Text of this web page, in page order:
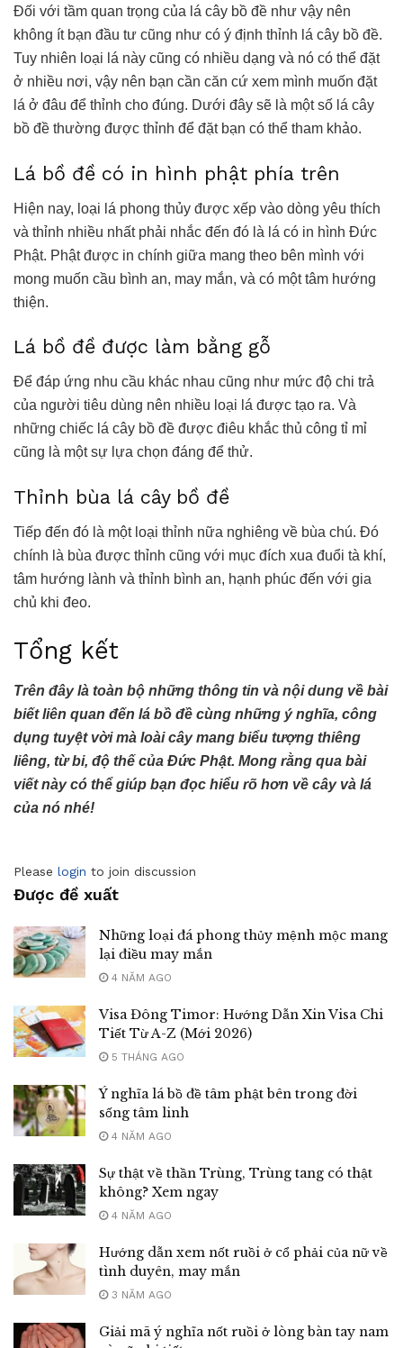
Đối với tầm quan trọng của lá cây bồ đề như vậy nên
không ít bạn đầu tư cũng như có ý định thỉnh lá cây bồ đề.
Tuy nhiên loại lá này cũng có nhiều dạng và nó có thể đặt
ở nhiều nơi, vậy nên bạn cần căn cứ xem mình muốn đặt
lá ở đâu để thỉnh cho đúng. Dưới đây sẽ là một số lá cây
bồ đề thường được thỉnh để đặt bạn có thể tham khảo.
Lá bồ đề có in hình phật phía trên
Hiện nay, loại lá phong thủy được xếp vào dòng yêu thích
và thỉnh nhiều nhất phải nhắc đến đó là lá có in hình Đức
Phật. Phật được in chính giữa mang theo bên mình với
mong muốn cầu bình an, may mắn, và có một tâm hướng
thiện.
Lá bồ đề được làm bằng gỗ
Để đáp ứng nhu cầu khác nhau cũng như mức độ chi trả
của người tiêu dùng nên nhiều loại lá được tạo ra. Và
những chiếc lá cây bồ đề được điêu khắc thủ công tỉ mỉ
cũng là một sự lựa chọn đáng để thử.
Thỉnh bùa lá cây bồ đề
Tiếp đến đó là một loại thỉnh nữa nghiêng về bùa chú. Đó
chính là bùa được thỉnh cũng với mục đích xua đuổi tà khí,
tâm hướng lành và thỉnh bình an, hạnh phúc đến với gia
chủ khi đeo.
Tổng kết
Trên đây là toàn bộ những thông tin và nội dung về bài
biết liên quan đến lá bồ đề cùng những ý nghĩa, công
dụng tuyệt vời mà loài cây mang biểu tượng thiêng
liêng, từ bi, độ thế của Đức Phật. Mong rằng qua bài
viết này có thể giúp bạn đọc hiểu rõ hơn về cây và lá
của nó nhé!
Please login to join discussion
Được đề xuất
Những loại đá phong thủy mệnh mộc mang
lại điều may mắn
4 NĂM AGO
Visa Đông Timor: Hướng Dẫn Xin Visa Chi
Tiết Từ A-Z (Mới 2026)
5 THÁNG AGO
Ý nghĩa lá bồ đề tâm phật bên trong đời
sống tâm linh
4 NĂM AGO
Sự thật về thần Trùng, Trùng tang có thật
không? Xem ngay
4 NĂM AGO
Hướng dẫn xem nốt ruồi ở cổ phải của nữ về
tình duyên, may mắn
3 NĂM AGO
Giải mã ý nghĩa nốt ruồi ở lòng bàn tay nam